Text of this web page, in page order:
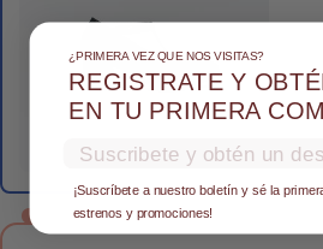
¿PRIMERA VEZ QUE NOS VISITAS?
REGISTRATE Y
EN TU PRIMERA
Email
¡Suscríbete a nuestro boletín y sé la
estrenos y promociones!